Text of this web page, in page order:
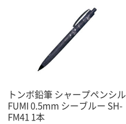
トンボ鉛筆 シャープペンシル
FUMI 0.5mm シーブルー SH-
FM41 1本